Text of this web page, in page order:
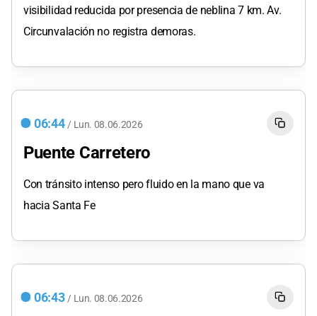
visibilidad reducida por presencia de neblina 7 km. Av.
Circunvalación no registra demoras.
06:44 / Lun. 08.06.2026
Puente Carretero
Con tránsito intenso pero fluido en la mano que va
hacia Santa Fe
06:43 / Lun. 08.06.2026